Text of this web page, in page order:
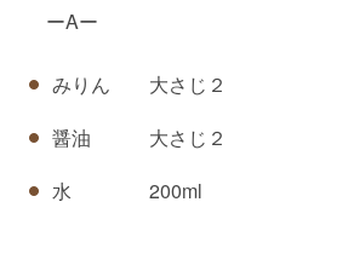
ーAー
みりん 大さじ２
醤油 大さじ２
水 200ml